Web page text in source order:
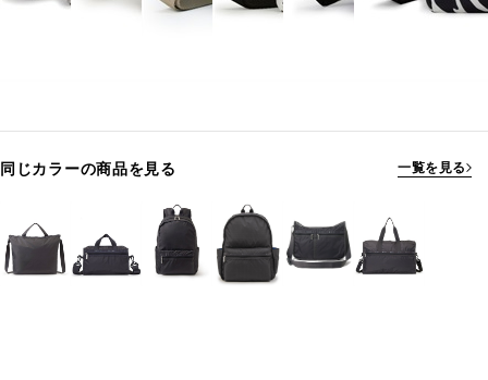
同じカラーの商品を見る 一覧を見る